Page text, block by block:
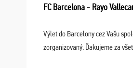
FC Barcelona - Rayo
Výlet do Barcelony cez Vašu
zorganizovaný. Ďakujeme za